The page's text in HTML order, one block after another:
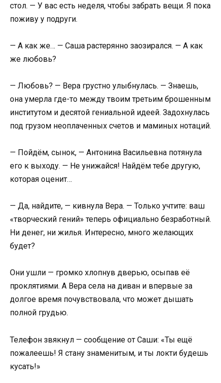
стол. — У вас есть неделя, чтобы забрать вещи. Я пока
поживу у подруги.
— А как же… — Саша растерянно заозирался. — А как
же любовь?
— Любовь? — Вера грустно улыбнулась. — Знаешь,
она умерла где-то между твоим третьим брошенным
институтом и десятой гениальной идеей. Задохнулась
под грузом неоплаченных счетов и маминых нотаций.
— Пойдём, сынок, — Антонина Васильевна потянула
его к выходу. — Не унижайся! Найдём тебе другую,
которая оценит…
— Да, найдите, — кивнула Вера. — Только учтите: ваш
«творческий гений» теперь официально безработный.
Ни денег, ни жилья. Интересно, много желающих
будет?
Они ушли — громко хлопнув дверью, осыпав её
проклятиями. А Вера села на диван и впервые за
долгое время почувствовала, что может дышать
полной грудью.
Телефон звякнул — сообщение от Саши: «Ты ещё
пожалеешь! Я стану знаменитым, и ты локти будешь
кусать!»